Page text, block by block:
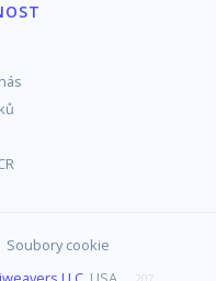
Soubory cookie